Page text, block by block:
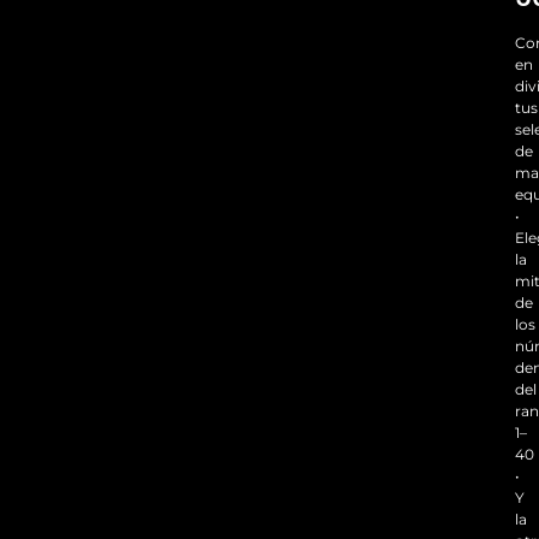
en
tus
de
•
la
de
los
del
1–
40
•
Y
la